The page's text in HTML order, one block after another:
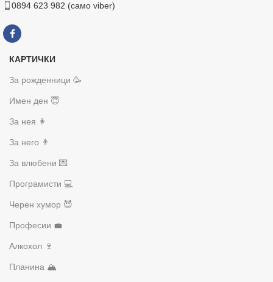
0894 623 982 (само viber)
КАРТИЧКИ
За рожденници 🥳
Имен ден 😇
За нея 👩
За него 👨
За влюбени 💌
Програмисти 💻
Черен хумор 😈
Професии 💼
Алкохол 🍷
Планина 🏔️